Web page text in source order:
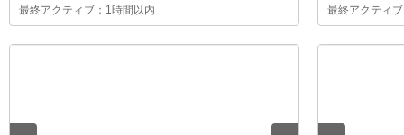
最終アクティブ：1時間以内 最終アクティ